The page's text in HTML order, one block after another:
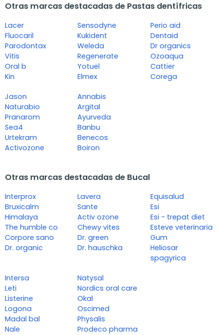
Otras marcas destacadas de Pastas dentífricas
Lacer
Fluocaril
Parodontax
Vitis
Oral b
Kin
Sensodyne
Kukident
Weleda
Regenerate
Yotuel
Elmex
Perio aid
Dentaid
Dr organics
Ozoaqua
Cattier
Corega
Jason
Naturabio
Pranarom
Sea4
Urtekram
Activozone
Annabis
Argital
Ayurveda
Banbu
Benecos
Boiron
Otras marcas destacadas de Bucal
Interprox
Bruxicalm
Himalaya
The humble co
Corpore sano
Dr. organic
Lavera
Sante
Activ ozone
Chewy vites
Dr. green
Dr. hauschka
Equisalud
Esi
Esi - trepat diet
Esteve veterinaria
Gum
Heliosar
spagyrica
Intersa
Leti
Listerine
Logona
Madal bal
Nale
Natysal
Nordics oral care
Okal
Oscimed
Physalis
Prodeco pharma